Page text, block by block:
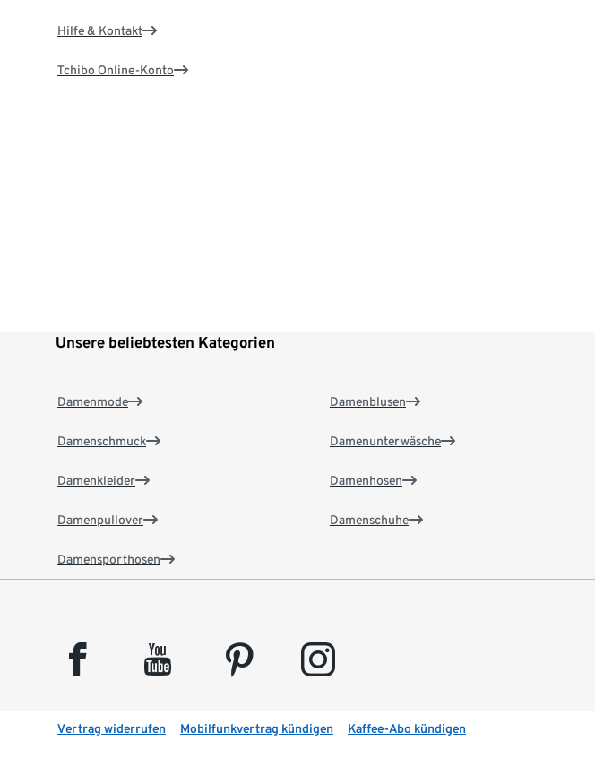
Hilfe & Kontakt
Tchibo Online-Konto
Unsere beliebtesten Kategorien
Damenmode
Damenschmuck
Damenkleider
Damenpullover
Damensporthosen
Damenblusen
Damenunterwäsche
Damenhosen
Damenschuhe
facebook youtube pinterest instagram
Vertrag widerrufen Mobilfunkvertrag kündigen Kaffee-Abo kündigen